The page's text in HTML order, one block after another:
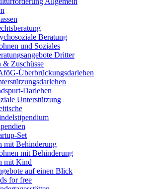
Beratung
und Soziales
Dritter
& Zuschüsse
Überbrückungsdarlehen
Darlehen
Unterstützung
Set
mit Behinderung
mit Behinderung
mit Kind
auf einen Blick
for free